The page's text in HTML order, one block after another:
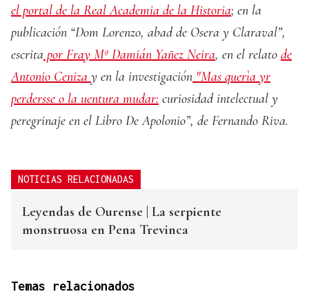
el portal de la Real Academia de la Historia; en la
publicación “Dom Lorenzo, abad de Osera y Claraval”,
escrita por Fray Mª Damián Yañez Neira, en el relato de
Antonio Ceniza y en la investigación "Mas querìa yr
perdersse o la uentura mudar: curiosidad intelectual y
peregrinaje en el Libro De Apolonio”, de Fernando Riva.
NOTICIAS RELACIONADAS
Leyendas de Ourense | La serpiente
monstruosa en Pena Trevinca
Temas relacionados